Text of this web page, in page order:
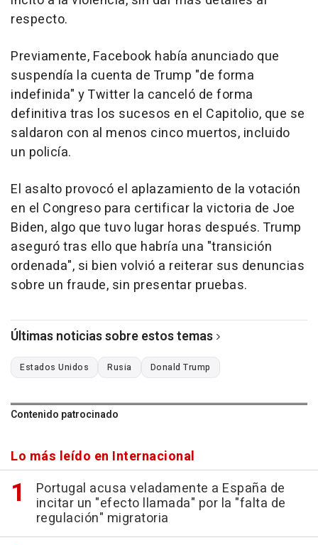
respecto.
Previamente, Facebook había anunciado que
suspendía la cuenta de Trump "de forma
indefinida" y Twitter la canceló de forma
definitiva tras los sucesos en el Capitolio, que se
saldaron con al menos cinco muertos, incluido
un policía.
El asalto provocó el aplazamiento de la votación
en el Congreso para certificar la victoria de Joe
Biden, algo que tuvo lugar horas después. Trump
aseguró tras ello que habría una "transición
ordenada", si bien volvió a reiterar sus denuncias
sobre un fraude, sin presentar pruebas.
Últimas noticias sobre estos temas
Estados Unidos Rusia Donald Trump
Contenido patrocinado
Lo más leído en Internacional
Portugal acusa veladamente a España de
incitar un "efecto llamada" por la "falta de
regulación" migratoria